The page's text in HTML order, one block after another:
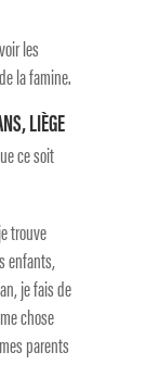
les
la famine.
LIÈGE
ce soit
trouve
enfants,
je fais de
chose
parents